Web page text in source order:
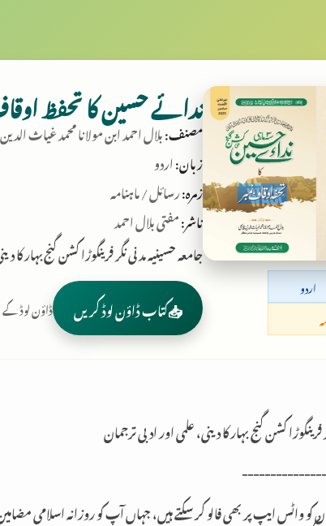
اردو
ندائے حسین کا تحفظ
مصنف:بلال احمد ابن مولانا محمد غیاث
زبان:اردو
زمرہ:رسائل / ماہنامہ
ناشر:مفتی بلال احمد
جامعہ حسینیہ مدنی نگر فرینگوڑا کشن گنج بہار کا
📥کتاب ڈاؤن لوڈ کریں ڈاؤن لوڈ
کشن گنج بہار کا دینی، علمی اور ادبی ترجمان
واٹس ایپ پر بھی فالو کر سکتے ہیں، جہاں آپ کو روزانہ اسلامی